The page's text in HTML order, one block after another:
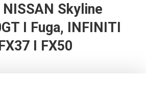
Skyline
I Fuga, INFINITI
I FX50